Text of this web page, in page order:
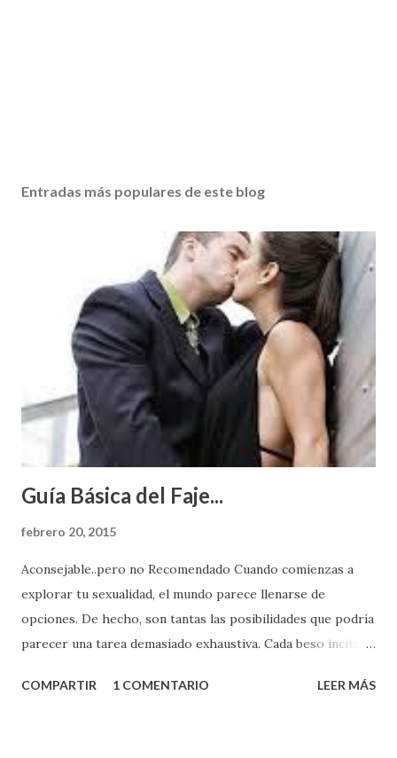
Entradas más populares de este blog
Guía Básica del Faje...
febrero 20, 2015
Aconsejable..pero no Recomendado Cuando comienzas a
explorar tu sexualidad, el mundo parece llenarse de
opciones. De hecho, son tantas las posibilidades que podría
parecer una tarea demasiado exhaustiva. Cada beso incita
partes de ti que jamás hubieras imaginado. El problema es
COMPARTIR 1 COMENTARIO LEER MÁS